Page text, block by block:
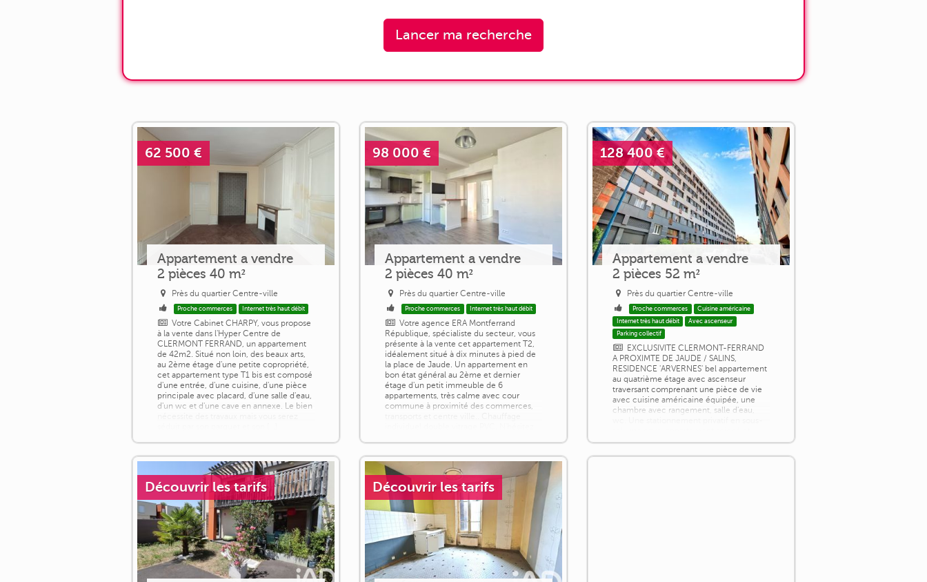
Lancer ma recherche
62 500 €
Appartement a vendre
2 pièces 40 m²
Près du quartier Centre-ville
Proche commerces Internet très haut débit
Votre Cabinet CHARPY, vous propose
à la vente dans l'Hyper Centre de
CLERMONT FERRAND, un appartement
de 42m2. Situé non loin, des beaux arts,
au 2ème étage d'une petite copropriété,
cet appartement type T1 bis est composé
d'une entrée, d'une cuisine, d'une pièce
principale avec placard, d'une salle d'eau,
d'un wc et d'une cave en annexe. Le bien
98 000 €
Appartement a vendre
2 pièces 40 m²
Près du quartier Centre-ville
Proche commerces Internet très haut débit
Votre agence ERA Montferrand
République, spécialiste du secteur, vous
présente à la vente cet appartement T2,
idéalement situé à dix minutes à pied de
la place de Jaude. Un appartement en
bon état général au 2ème et dernier
étage d'un petit immeuble de 6
appartements, très calme avec cour
commune à proximité des commerces,
128 400 €
Appartement a vendre
2 pièces 52 m²
Près du quartier Centre-ville
Proche commerces
Cuisine américaine
Internet très haut débit
Avec ascenseur
Parking collectif
EXCLUSIVITE CLERMONT-FERRAND
A PROXIMTE DE JAUDE / SALINS,
RESIDENCE 'ARVERNES' bel appartement
au quatrième étage avec ascenseur
traversant comprenant une pièce de vie
avec cuisine américaine équipée, une
chambre avec rangement, salle d'eau,
résidence bien ténue pas de travaux à
Découvrir les tarifs Découvrir les tarifs